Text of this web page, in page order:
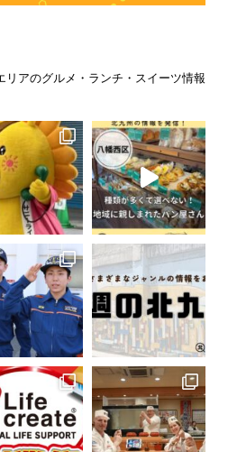
アのグルメ・ランチ・スイーツ情報